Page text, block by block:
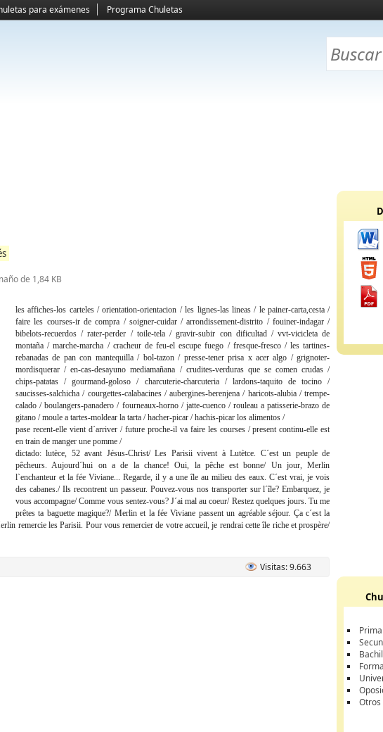
para exámenes Programa Chuletas
de 1,84 KB
les affiches-los carteles / orientation-orientacion / les lignes-las lineas / le painer-carta,cesta /
faire les courses-ir de compra / soigner-cuidar / arrondissement-distrito / fouiner-indagar /
bibelots-recuerdos / rater-perder / toile-tela / gravir-subir con dificultad / vvt-vicicleta de
montaña / marche-marcha / cracheur de feu-el escupe fuego / fresque-fresco / les tartines-
rebanadas de pan con mantequilla / bol-tazon / presse-tener prisa x acer algo / grignoter-
mordisquerar / en-cas-desayuno mediamañana / crudites-verduras que se comen crudas /
chips-patatas / gourmand-goloso / charcuterie-charcuteria / lardons-taquito de tocino /
saucisses-salchicha / courgettes-calabacines / aubergines-berenjena / haricots-alubia / trempe-
calado / boulangers-panadero / fourneaux-horno / jatte-cuenco / rouleau a patisserie-brazo de
gitano / moule a tartes-moldear la tarta / hacher-picar / hachis-picar los alimentos /
pase recent-elle vient d´arriver / future proche-il va faire les courses / present continu-elle est
en train de manger une pomme /
dictado: lutèce, 52 avant Jésus-Christ/ Les Parisii vivent à Lutètce. C´est un peuple de
pêcheurs. Aujourd´hui on a de la chance! Oui, la pêche est bonne/ Un jour, Merlin
l`enchanteur et la fée Viviane... Regarde, il y a une île au milieu des eaux. C´est vrai, je vois
des cabanes./ Ils recontrent un passeur. Pouvez-vous nos transporter sur l´île? Embarquez, je
vous accompagne/ Comme vous sentez-vous? J´ai mal au coeur/ Restez quelques jours. Tu me
prêtes ta baguette magique?/ Merlin et la fée Viviane passent un agréable séjour. Ça c´est la
remercie les Parisii. Pour vous remercier de votre accueil, je rendrai cette île riche et prospère/
Visitas: 9.663
Otros